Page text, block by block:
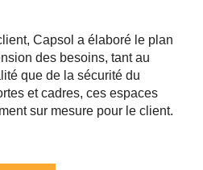
Capsol a élaboré le plan
des besoins, tant au
que de la sécurité du
et cadres, ces espaces
sur mesure pour le client.